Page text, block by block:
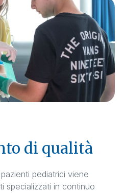
di qualità
pediatrici viene
specializzati in continuo